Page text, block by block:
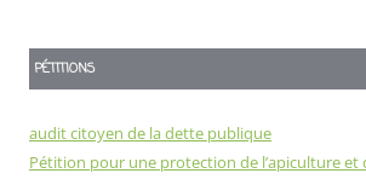
PÉTITIONS
audit citoyen de la dette publique
Pétition pour une protection de l’apiculture et